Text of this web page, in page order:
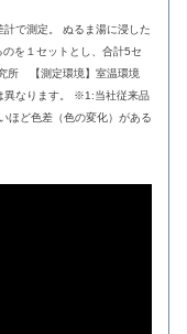
計で測定。 ぬるま湯に浸した
を１セットとし、合計5セ
究所 【測定環境】室温環境
異なります。 ※1:当社従来品
ど色差（色の変化）がある